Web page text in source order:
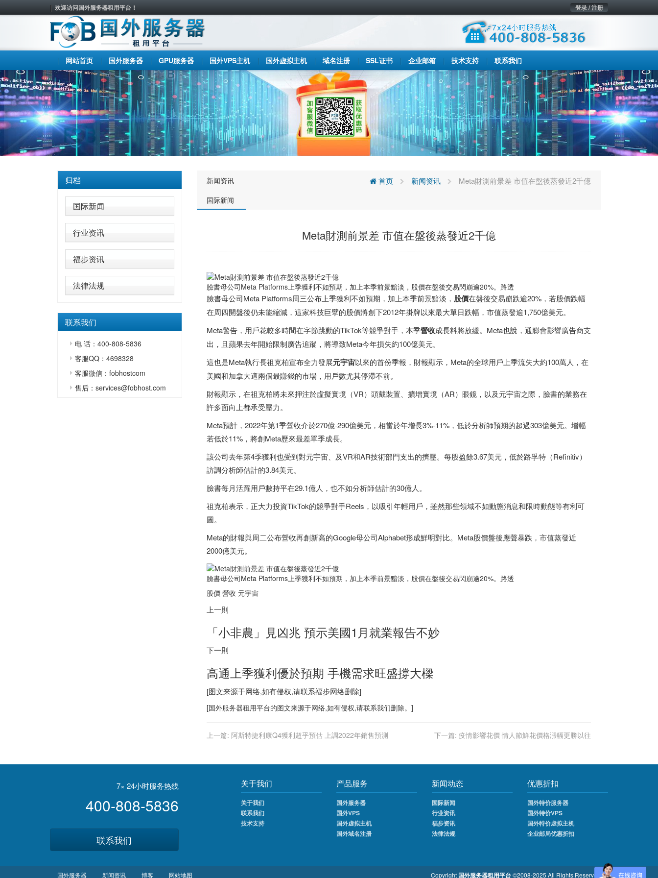
欢迎访问国外服务器租用平台！ 登录 / 注册
网站首页 国外服务器 GPU服务器 国外VPS主机 国外虚拟主机 域名注册 SSL证书 企业邮箱 技术支持 联系我们
归档
国际新闻
行业资讯
福步资讯
法律法规
联系我们
电 话：400-808-5836
客服QQ：4698328
客服微信：fobhostcom
售后：services@fobhost.com
新闻资讯
国际新闻
首页 新闻资讯 Meta財測前景差 市值在盤後蒸發近2千億
Meta財測前景差 市值在盤後蒸發近2千億
臉書母公司Meta Platforms上季獲利不如預期，加上本季前景黯淡，股價在盤後交易閃崩逾20%。路透
臉書母公司Meta Platforms周三公布上季獲利不如預期，加上本季前景黯淡， 股價在盤後交易崩跌逾20%，若股價跌幅
在周四開盤後仍未能縮減，這家科技巨擘的股價將創下2012年掛牌以來最大單日跌幅，市值蒸發逾1,750億美元。
Meta警告，用戶花較多時間在字節跳動的TikTok等競爭對手，本季營收成長料將放緩。Meta也說，通膨會影響廣告商支
出，且蘋果去年開始限制廣告追蹤，將導致Meta今年損失約100億美元。
這也是Meta執行長祖克柏宣布全力發展元宇宙以來的首份季報，財報顯示，Meta的全球用戶上季流失大約100萬人，在
美國和加拿大這兩個最賺錢的市場，用戶數尤其停滯不前。
財報顯示，在祖克柏將未來押注於虛擬實境（VR）頭戴裝置、擴增實境（AR）眼鏡，以及元宇宙之際，臉書的業務在
許多面向上都承受壓力。
Meta預計，2022年第1季營收介於270億-290億美元，相當於年增長3%-11%，低於分析師預期的超過303億美元。增幅
若低於11%，將創Meta歷來最差單季成長。
該公司去年第4季獲利也受到對元宇宙、及VR和AR技術部門支出的擠壓。每股盈餘3.67美元，低於路孚特（Refinitiv）
訪調分析師估計的3.84美元。
臉書每月活躍用戶數持平在29.1億人，也不如分析師估計的30億人。
祖克柏表示，正大力投資TikTok的競爭對手Reels，以吸引年輕用戶，雖然那些領域不如動態消息和限時動態等有利可
圖。
Meta的財報與周二公布營收再創新高的Google母公司Alphabet形成鮮明對比。Meta股價盤後應聲暴跌，市值蒸發近
2000億美元。
臉書母公司Meta Platforms上季獲利不如預期，加上本季前景黯淡，股價在盤後交易閃崩逾20%。路透
股價 營收 元宇宙
上一則
「小非農」見凶兆 預示美國1月就業報告不妙
下一則
高通上季獲利優於預期 手機需求旺盛撐大樑
[图文来源于网络,如有侵权,请联系福步网络删除]
[国外服务器租用平台的图文来源于网络,如有侵权,请联系我们删除。]
上一篇: 阿斯特捷利康Q4獲利超乎預估 上調2022年銷售預測 下一篇: 疫情影響花價 情人節鮮花價格漲幅更勝以往
7× 24小时服务热线
400-808-5836
联系我们
关于我们
关于我们
联系我们
技术支持
产品服务
国外服务器
国外VPS
国外虚拟主机
国外域名注册
新闻动态
国际新闻
行业资讯
福步资讯
法律法规
优惠折扣
国外特价服务器
国外特价VPS
国外特价虚拟主机
企业邮局优惠折扣
国外服务器 新闻资讯 博客 网站地图 Copyright 国外服务器租用平台©2008-2025 All Rights Reserved